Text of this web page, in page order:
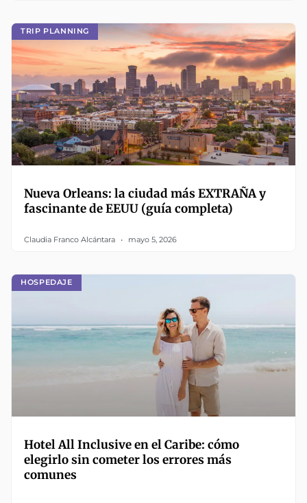
TRIP PLANNING
Nueva Orleans: la ciudad más EXTRAÑA y
fascinante de EEUU (guía completa)
Claudia Franco Alcántara mayo 5, 2026
HOSPEDAJE
Hotel All Inclusive en el Caribe: cómo
elegirlo sin cometer los errores más
comunes